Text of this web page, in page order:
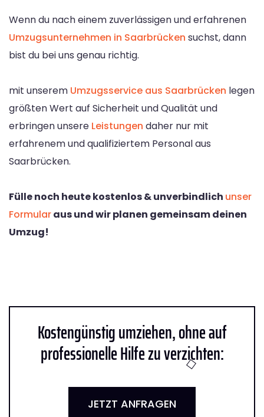
Wenn du nach einem zuverlässigen und erfahrenen
Umzugsunternehmen in Saarbrücken suchst, dann
bist du bei uns genau richtig.
mit unserem Umzugsservice aus Saarbrücken legen
größten Wert auf Sicherheit und Qualität und
erbringen unsere Leistungen daher nur mit
erfahrenem und qualifiziertem Personal aus
Saarbrücken.
Fülle noch heute kostenlos & unverbindlich unser
Formularaus und wir planen gemeinsam deinen
Umzug!
Kostengünstig umziehen, ohne auf
professionelle Hilfe zu verzichten:
JETZT ANFRAGEN